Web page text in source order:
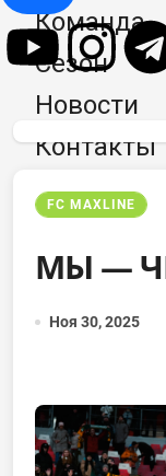
Команда
Сезон
Новости
Контакты
FC MAXLINE
МЫ —
Ноя 30, 2025